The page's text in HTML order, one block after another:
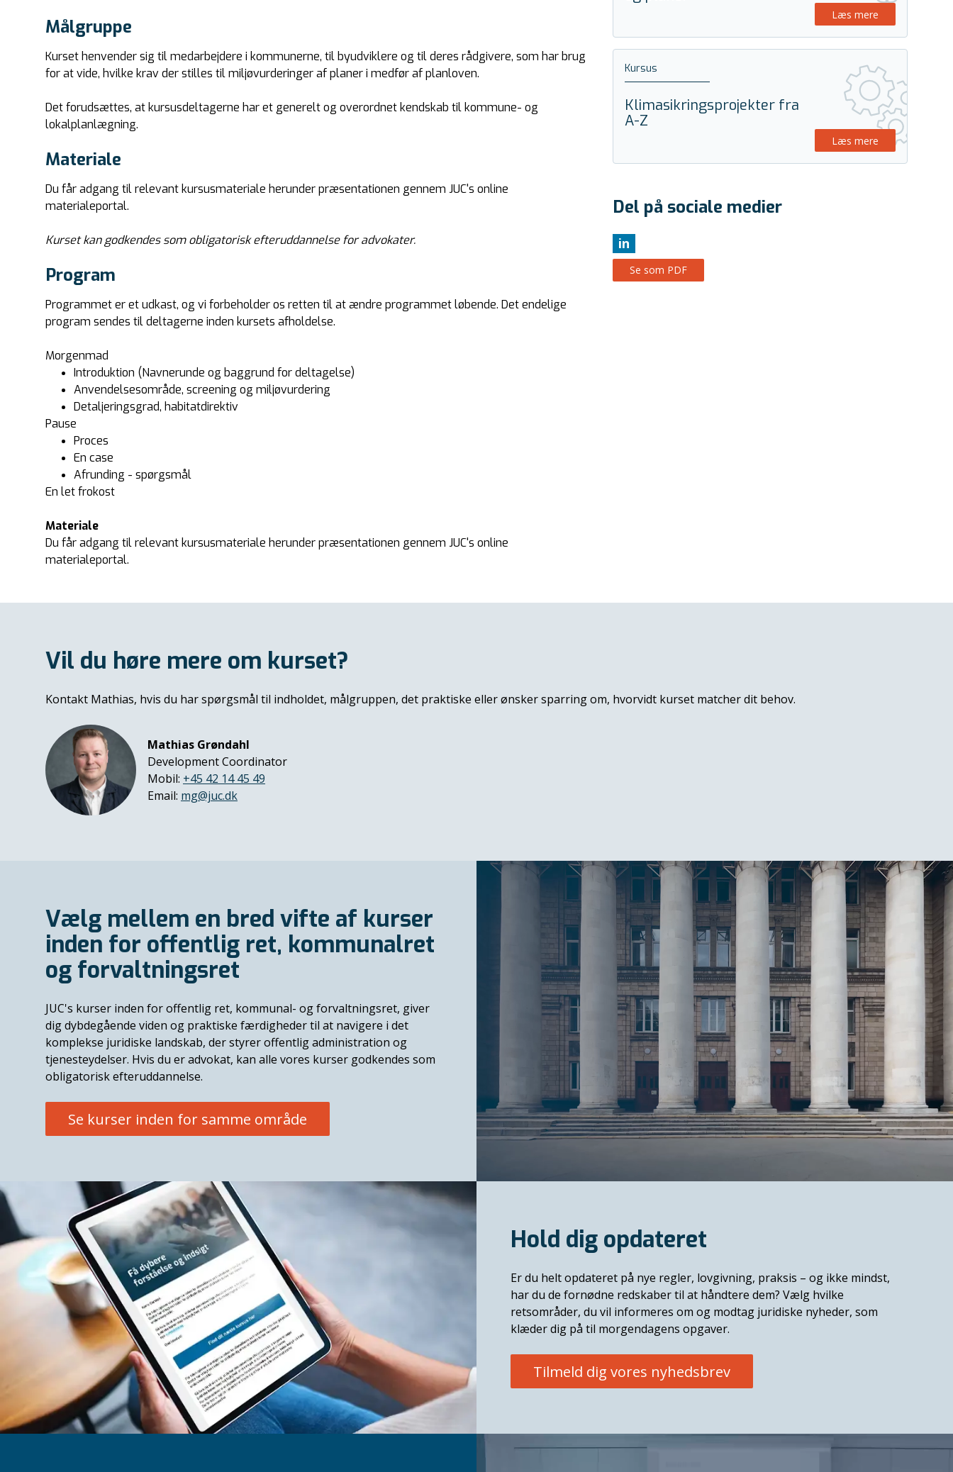
Læs mere
Kursus
Klimasikringsprojekter fra
A-Z
Læs mere
Del på sociale medier
in
Se som PDF
Målgruppe
Kurset henvender sig til medarbejdere i kommunerne, til byudviklere og til deres rådgivere, som har brug
for at vide, hvilke krav der stilles til miljøvurderinger af planer i medfør af planloven.
Det forudsættes, at kursusdeltagerne har et generelt og overordnet kendskab til kommune- og
lokalplanlægning.
Materiale
Du får adgang til relevant kursusmateriale herunder præsentationen gennem JUC's online
materialeportal.
Kurset kan godkendes som obligatorisk efteruddannelse for advokater.
Program
Programmet er et udkast, og vi forbeholder os retten til at ændre programmet løbende. Det endelige
program sendes til deltagerne inden kursets afholdelse.
Morgenmad
Introduktion (Navnerunde og baggrund for deltagelse)
Anvendelsesområde, screening og miljøvurdering
Detaljeringsgrad, habitatdirektiv
Pause
Proces
En case
Afrunding - spørgsmål
En let frokost
Materiale
Du får adgang til relevant kursusmateriale herunder præsentationen gennem JUC's online
materialeportal.
Vil du høre mere om kurset?
Kontakt Mathias, hvis du har spørgsmål til indholdet, målgruppen, det praktiske eller ønsker sparring om, hvorvidt kurset matcher dit behov.
Mathias Grøndahl
Development Coordinator
Mobil: +45 42 14 45 49
Email: mg@juc.dk
Vælg mellem en bred vifte af kurser
inden for offentlig ret, kommunalret
og forvaltningsret
JUC's kurser inden for offentlig ret, kommunal- og forvaltningsret, giver
dig dybdegående viden og praktiske færdigheder til at navigere i det
komplekse juridiske landskab, der styrer offentlig administration og
tjenesteydelser. Hvis du er advokat, kan alle vores kurser godkendes som
obligatorisk efteruddannelse.
Se kurser inden for samme område
Hold dig opdateret
Er du helt opdateret på nye regler, lovgivning, praksis – og ikke mindst,
har du de fornødne redskaber til at håndtere dem? Vælg hvilke
retsområder, du vil informeres om og modtag juridiske nyheder, som
klæder dig på til morgendagens opgaver.
Tilmeld dig vores nyhedsbrev